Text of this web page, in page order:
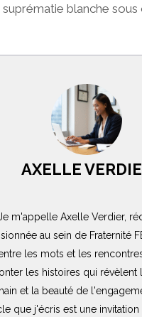
blanche
AXELLE
m'appelle Axelle Verdier,
au sein de Fraternité
les mots et les
les histoires qui révèlent
et la beauté de
que j'écris est une invitation